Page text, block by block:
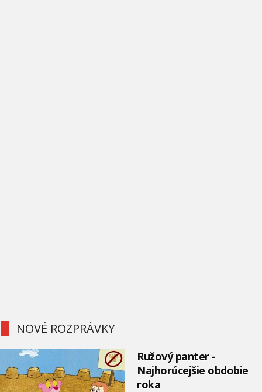
NOVÉ ROZPRÁVKY
Ružový panter -
Najhorúcejšie obdobie
roka